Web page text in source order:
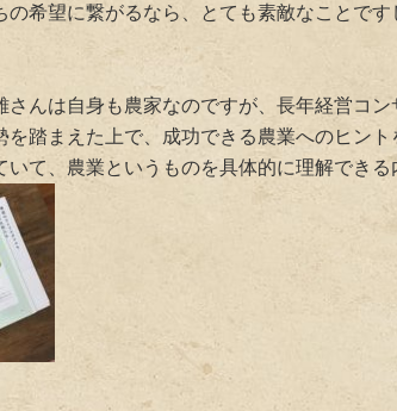
の希望に繋がるなら、とても素敵なことで
さんは自身も農家なのですが、長年経営コン
を踏まえた上で、成功できる農業へのヒン
いて、農業というものを具体的に理解できる